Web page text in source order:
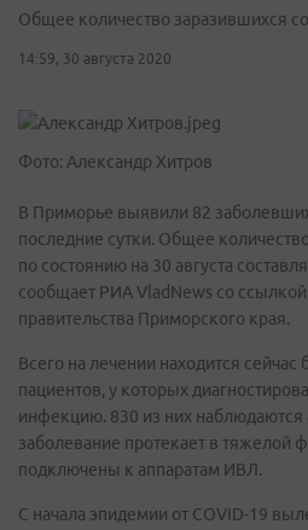
Общее количество заразившихся
14:59, 30 августа 2020
Фото: Александр Хитров
В Приморье выявили 82
последние сутки. Общее
по состоянию на 30 августа
сообщает РИА VladNews со
правительства Приморского края.
Всего на лечении находится сейчас
пациентов, у которых
инфекцию. 830 из них наблюдаются
заболевание протекает в тяжелой
подключены к аппаратам ИВЛ.
С начала эпидемии от COVID-19